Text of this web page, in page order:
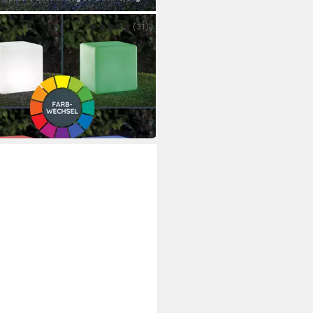
Solar-
LK04-6 Modell Würfel
(31)
€
bei dir